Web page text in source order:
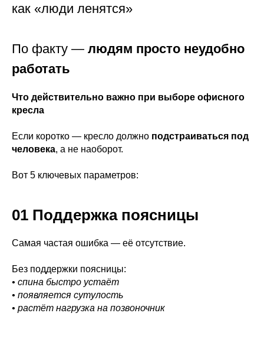
как «люди ленятся»
По факту — людям просто неудобно
работать
Что действительно важно при выборе офисного
кресла
Если коротко — кресло должно подстраиваться под
человека, а не наоборот.
Вот 5 ключевых параметров:
01 Поддержка поясницы
Самая частая ошибка — её отсутствие.
Без поддержки поясницы:
• спина быстро устаёт
• появляется сутулость
• растёт нагрузка на позвоночник